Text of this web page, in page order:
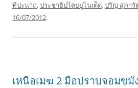
ทีปะนาถ,ประชาธิปไตยยูไนเต็ด,ปริญ สุภารั
16/07/2012.
เหนือเมฆ 2 มือปราบจอมขมั